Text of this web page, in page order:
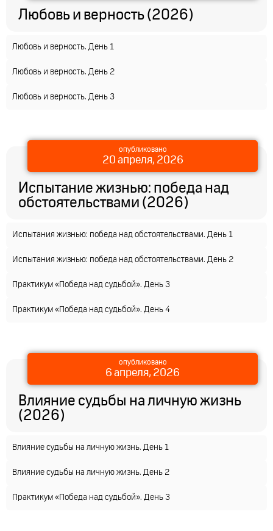
Любовь и верность (2026)
Любовь и верность. День 1
Любовь и верность. День 2
Любовь и верность. День 3
опубликовано
20 апреля, 2026
Испытание жизнью: победа над
обстоятельствами (2026)
Испытания жизнью: победа над обстоятельствами. День 1
Испытания жизнью: победа над обстоятельствами. День 2
Практикум «Победа над судьбой». День 3
Практикум «Победа над судьбой». День 4
опубликовано
6 апреля, 2026
Влияние судьбы на личную жизнь
(2026)
Влияние судьбы на личную жизнь. День 1
Влияние судьбы на личную жизнь. День 2
Практикум «Победа над судьбой». День 3